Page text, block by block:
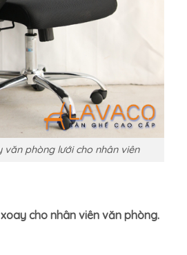
văn phòng lưới cho nhân viên
cho nhân viên văn phòng.